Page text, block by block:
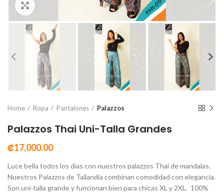
Click to enlarge
Home Ropa Pantalones Palazzos
Palazzos Thai Uni-Talla Grandes
₡17,000.00
Luce bella todos los días con nuestros palazzos Thai de mandalas.
Nuestros Palazzos de Tailandia combinan comodidad con elegancia.
Son uni-talla grande y funcionan bien para chicas XL y 2XL. 100%